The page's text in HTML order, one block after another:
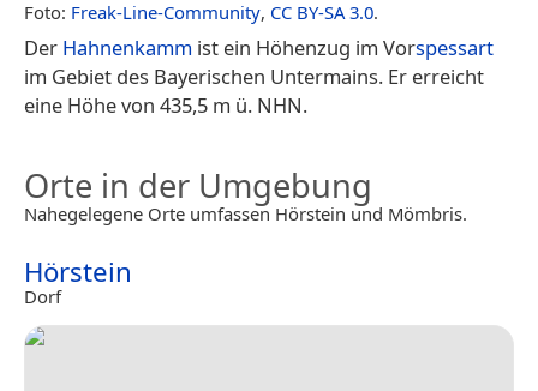
Foto: Freak-Line-Community, CC BY-SA 3.0.
Der Hahnenkamm ist ein Höhenzug im Vorspessart
im Gebiet des Bayerischen Untermains. Er erreicht
eine Höhe von 435,5 m ü. NHN.
Orte in der Umgebung
Nahegelegene Orte umfassen Hörstein und Mömbris.
Hörstein
Dorf